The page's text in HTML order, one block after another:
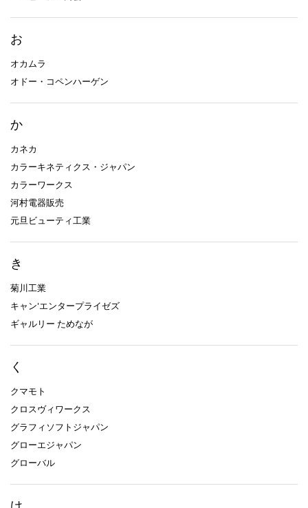
お
オカムラ
オドー・コペンハーゲン
か
カネカ
カラーキネティクス・ジャパン
カラーワークス
河村電器販売
元旦ビューティ工業
き
菊川工業
キャン'エンタープライゼズ
ギャルリー ためなが
く
クマモト
クロスヴィワークス
グラフィソフトジャパン
グローエジャパン
グローバル